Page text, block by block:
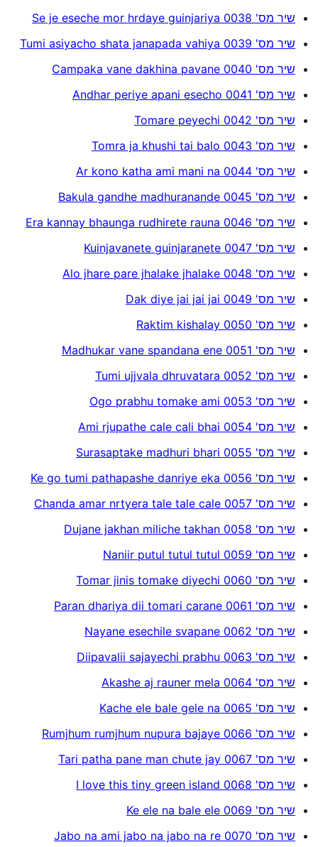
שיר מס' 0038 Se je eseche mor hrdaye guinjariya
שיר מס' 0039 Tumi asiyacho shata janapada vahiya
שיר מס' 0040 Campaka vane dakhina pavane
שיר מס' 0041 Andhar periye apani esecho
שיר מס' 0042 Tomare peyechi
שיר מס' 0043 Tomra ja khushi tai balo
שיר מס' 0044 Ar kono katha ami mani na
שיר מס' 0045 Bakula gandhe madhuranande
שיר מס' 0046 Era kannay bhaunga rudhirete rauna
שיר מס' 0047 Kuinjavanete guinjaranete
שיר מס' 0048 Alo jhare pare jhalake jhalake
שיר מס' 0049 Dak diye jai jai jai
שיר מס' 0050 Raktim kishalay
שיר מס' 0051 Madhukar vane spandana ene
שיר מס' 0052 Tumi ujjvala dhruvatara
שיר מס' 0053 Ogo prabhu tomake ami
שיר מס' 0054 Ami rjupathe cale cali bhai
שיר מס' 0055 Surasaptake madhuri bhari
שיר מס' 0056 Ke go tumi pathapashe danriye eka
שיר מס' 0057 Chanda amar nrtyera tale tale cale
שיר מס' 0058 Dujane jakhan miliche takhan
שיר מס' 0059 Naniir putul tutul tutul
שיר מס' 0060 Tomar jinis tomake diyechi
שיר מס' 0061 Paran dhariya dii tomari carane
שיר מס' 0062 Nayane esechile svapane
שיר מס' 0063 Diipavalii sajayechi prabhu
שיר מס' 0064 Akashe aj rauner mela
שיר מס' 0065 Kache ele bale gele na
שיר מס' 0066 Rumjhum rumjhum nupura bajaye
שיר מס' 0067 Tari patha pane man chute jay
שיר מס' 0068 I love this tiny green island
שיר מס' 0069 Ke ele na bale ele
שיר מס' 0070 Jabo na ami jabo na jabo na re